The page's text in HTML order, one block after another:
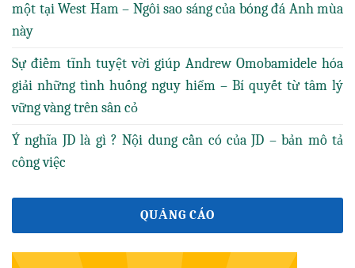
một tại West Ham – Ngôi sao sáng của bóng đá Anh mùa
này
Sự điềm tĩnh tuyệt vời giúp Andrew Omobamidele hóa
giải những tình huống nguy hiểm – Bí quyết từ tâm lý
vững vàng trên sân cỏ
Ý nghĩa JD là gì ? Nội dung cần có của JD – bản mô tả
công việc
QUẢNG CÁO